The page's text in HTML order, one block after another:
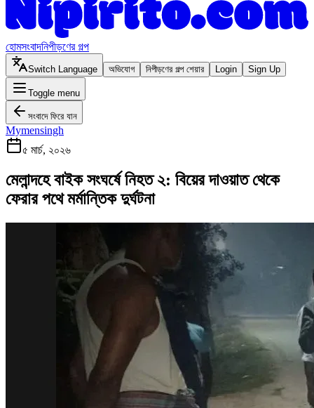
হোমসংবাদনিপীড়ণের গল্প
Switch Language অভিযোগ নিপীড়ণের গল্প শেয়ার Login Sign Up
Toggle menu
সংবাদে ফিরে যান
Mymensingh
৫ মার্চ, ২০২৬
মেলান্দহে বাইক সংঘর্ষে নিহত ২: বিয়ের দাওয়াত থেকে
ফেরার পথে মর্মান্তিক দুর্ঘটনা